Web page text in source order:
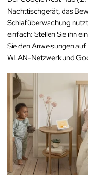
Nachttischgerät, das
Schlafüberwachung
einfach: Stellen Sie ihn
Sie den Anweisungen
WLAN-Netzwerk und